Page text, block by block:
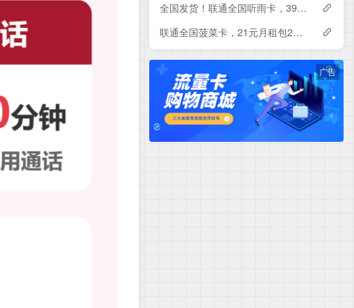
全国发货！联通全国听雨卡，39元月租包260G+100分钟+会员
联通全国菠菜卡，21元月租包230G+500分钟
广告